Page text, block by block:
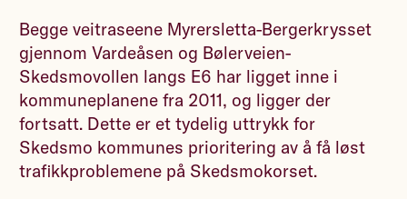
Begge veitraseene Myrersletta-Bergerkrysset
gjennom Vardeåsen og Bølerveien-
Skedsmovollen langs E6 har ligget inne i
kommuneplanene fra 2011, og ligger der
fortsatt. Dette er et tydelig uttrykk for
Skedsmo kommunes prioritering av å få løst
trafikkproblemene på Skedsmokorset.